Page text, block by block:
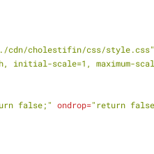
cholestifin/css/style.css"
initial-scale=1, maximum-
false;" ondrop="return